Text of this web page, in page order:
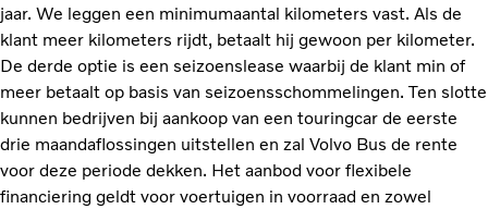
jaar. We leggen een minimumaantal kilometers vast. Als de
klant meer kilometers rijdt, betaalt hij gewoon per kilometer.
De derde optie is een seizoenslease waarbij de klant min of
meer betaalt op basis van seizoensschommelingen. Ten slotte
kunnen bedrijven bij aankoop van een touringcar de eerste
drie maandaflossingen uitstellen en zal Volvo Bus de rente
voor deze periode dekken. Het aanbod voor flexibele
financiering geldt voor voertuigen in voorraad en zowel